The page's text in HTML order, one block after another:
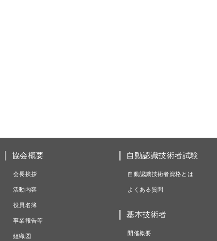
協会概要
会長挨拶
活動内容
役員名簿
事業報告等
組織図
自動認識技術者試験
自動認識技術者資格とは
よくある質問
基本技術者
開催概要